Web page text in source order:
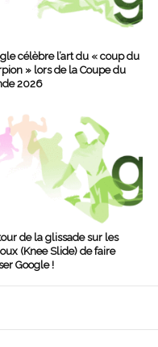
célèbre l’art du « coup du
» lors de la Coupe du
2026
de la glissade sur les
(Knee Slide) de faire
Google !